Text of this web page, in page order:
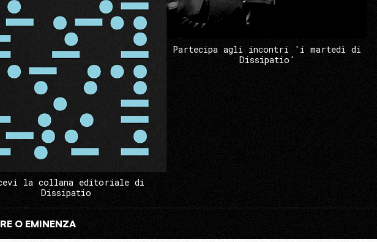
la collana editoriale di
Dissipatio
Partecipa agli incontri 'i martedì di
Dissipatio'
O EMINENZA